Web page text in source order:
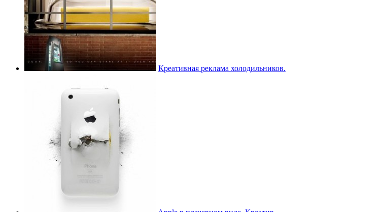
Креативная реклама холодильников.